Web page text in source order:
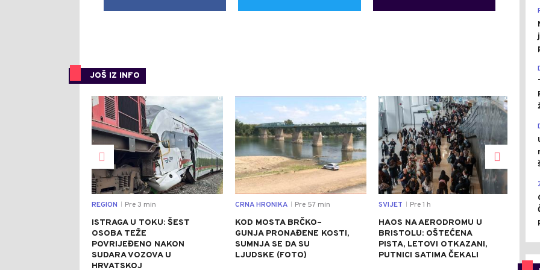
JOŠ IZ INFO
0
REGION Pre 3 min
ISTRAGA U TOKU: ŠEST
OSOBA TEŽE
POVRIJEĐENO NAKON
SUDARA VOZOVA U
HRVATSKOJ
0
CRNA HRONIKA Pre 57 min
KOD MOSTA BRČKO–
GUNJA PRONAĐENE KOSTI,
SUMNJA SE DA SU
LJUDSKE (FOTO)
0
SVIJET Pre 1 h
HAOS NA AERODROMU U
BRISTOLU: OŠTEĆENA
PISTA, LETOVI OTKAZANI,
PUTNICI SATIMA ČEKALI